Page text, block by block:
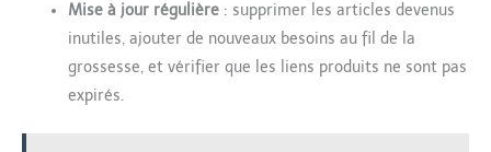
Mise à jour régulière : supprimer les articles devenus
inutiles, ajouter de nouveaux besoins au fil de la
grossesse, et vérifier que les liens produits ne sont pas
expirés.